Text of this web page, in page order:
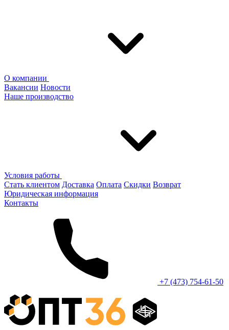
О компании
Вакансии Новости
Наше производство
Условия работы
Стать клиентом Доставка Оплата Скидки Возврат
Юридическая информация
Контакты
+7 (473) 754-61-50